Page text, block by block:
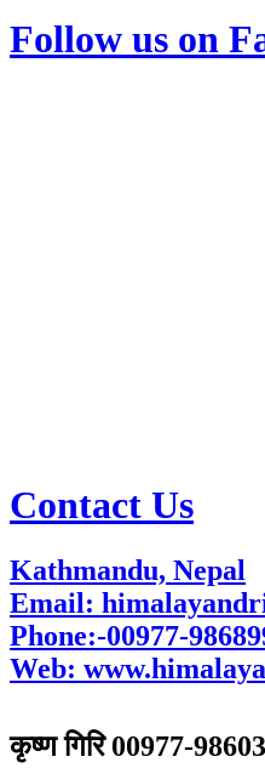
Follow us on
Contact Us
Kathmandu, Nepal
Email:
Phone:-00977-
Web:
कृष्ण गिरि 00977-